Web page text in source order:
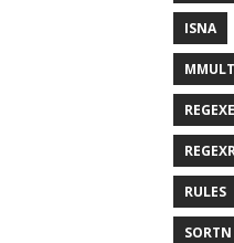
ISNA
MMULT
RULES
SORTN